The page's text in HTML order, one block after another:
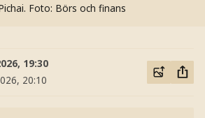
Foto: Börs och finans
19:30
20:10